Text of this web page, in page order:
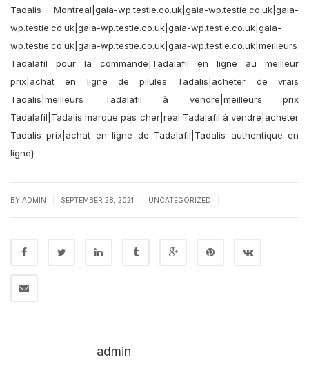
Tadalis Montreal|gaia-wp.testie.co.uk|gaia-wp.testie.co.uk|gaia-
wp.testie.co.uk|gaia-wp.testie.co.uk|gaia-wp.testie.co.uk|gaia-
wp.testie.co.uk|gaia-wp.testie.co.uk|gaia-wp.testie.co.uk|meilleurs
Tadalafil pour la commande|Tadalafil en ligne au meilleur
prix|achat en ligne de pilules Tadalis|acheter de vrais
Tadalis|meilleurs Tadalafil à vendre|meilleurs prix
Tadalafil|Tadalis marque pas cher|real Tadalafil à vendre|acheter
Tadalis prix|achat en ligne de Tadalafil|Tadalis authentique en
ligne}
BY ADMIN SEPTEMBER 28, 2021 UNCATEGORIZED
admin